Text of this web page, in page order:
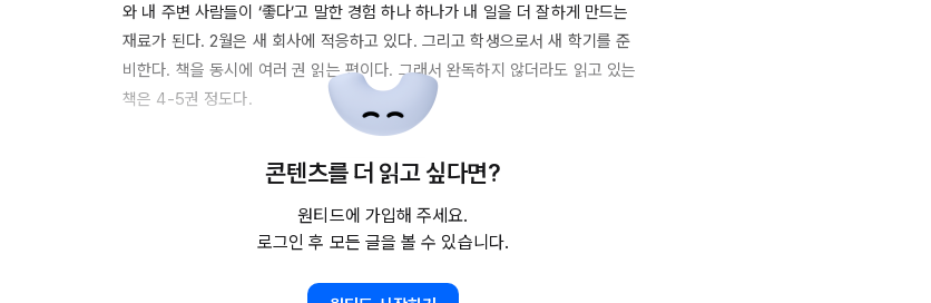
와 내 주변 사람들이 ‘좋다’고 말한 경험 하나 하나가 내 일을 더 잘하게 만드는
재료가 된다. 2월은 새 회사에 적응하고 있다. 그리고 학생으로서 새 학기를 준
비한다. 책을 동시에 여러 권 읽는 편이다. 그래서 완독하지 않더라도 읽고 있는
책은 4-5권 정도다.
보고 읽은 것 중 좋았던 Best
3를 소개한다. 소개하는 순서
#1. 영화 [바튼 아카데미]
콘텐츠를 더 읽고 싶다면?
원티드에 가입해 주세요.
로그인 후 모든 글을 볼 수 있습니다.